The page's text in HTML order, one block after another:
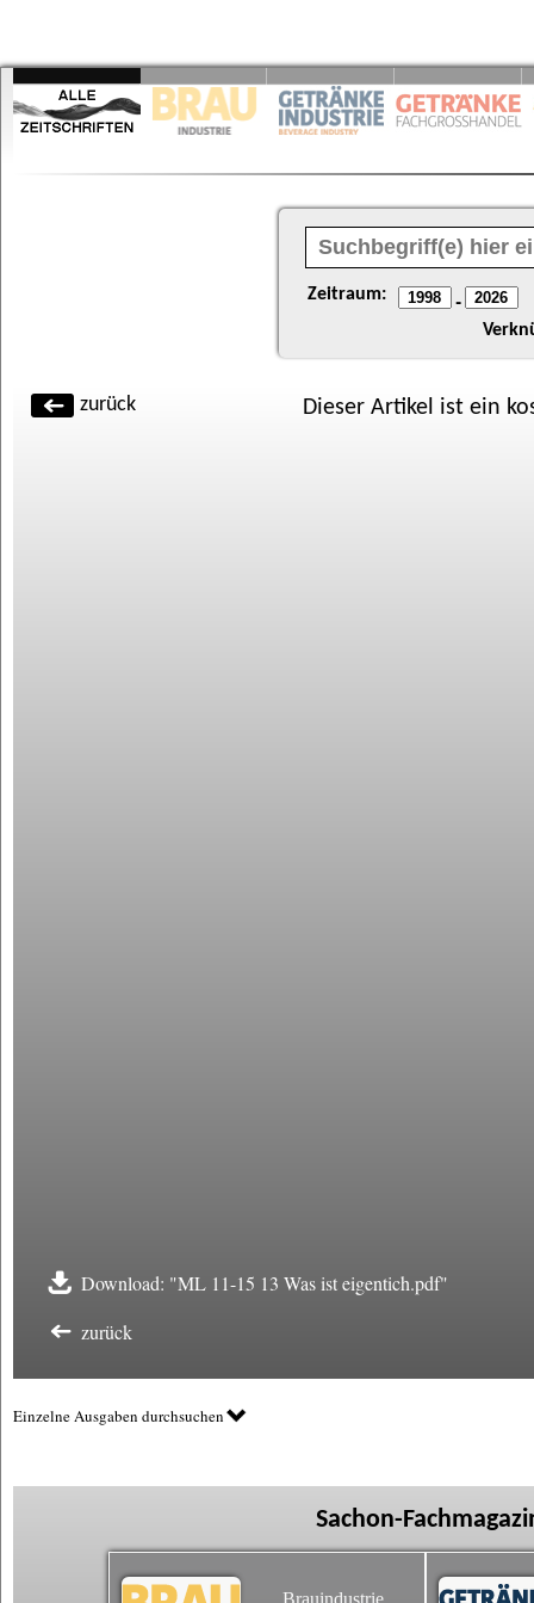
Zeitraum: -
zurück Dieser Artikel ist ein
Download: "ML 11-15 13 Was ist eigentich.pdf"
zurück
Einzelne Ausgaben durchsuchen
Sachon-
Brauindustrie